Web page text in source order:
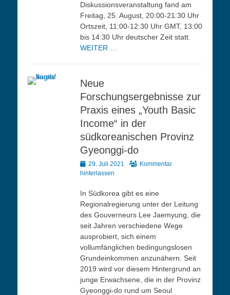
Diskussionsveranstaltung fand am
Freitag, 25. August, 20:00-21:30 Uhr
Ortszeit, 11:00-12:30 Uhr GMT, 13:00
bis 14:30 Uhr deutscher Zeit statt.
WEITER …
Neue
Forschungsergebnisse zur
Praxis eines „Youth Basic
Income“ in der
südkoreanischen Provinz
Gyeonggi-do
Veröffentlicht
am
29. Juli 2021
Kommentar
hinterlassen
In Südkorea gibt es eine
Regionalregierung unter der Leitung
des Gouverneurs Lee Jaemyung, die
seit Jahren verschiedene Wege
ausprobiert, sich einem
vollumfänglichen bedingungslosen
Grundeinkommen anzunähern. Seit
2019 wird vor diesem Hintergrund an
junge Erwachsene, die in der Provinz
Gyeonggi-do rund um Seoul